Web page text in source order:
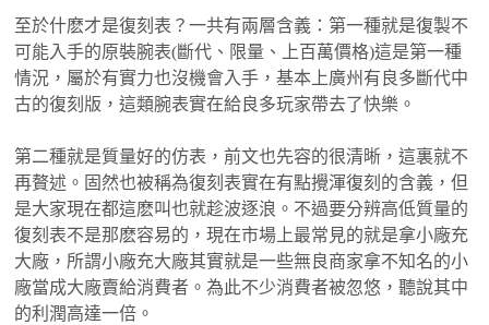
至於什麽才是復刻表？一共有兩層含義：第一種就是復製不
可能入手的原裝腕表(斷代、限量、上百萬價格)這是第一種
情況，屬於有實力也沒機會入手，基本上廣州有良多斷代中
古的復刻版，這類腕表實在給良多玩家帶去了快樂。
第二種就是質量好的仿表，前文也先容的很清晰，這裏就不
再贅述。固然也被稱為復刻表實在有點攪渾復刻的含義，但
是大家現在都這麽叫也就趁波逐浪。不過要分辨高低質量的
復刻表不是那麽容易的，現在市場上最常見的就是拿小廠充
大廠，所謂小廠充大廠其實就是一些無良商家拿不知名的小
廠當成大廠賣給消費者。為此不少消費者被忽悠，聽說其中
的利潤高達一倍。